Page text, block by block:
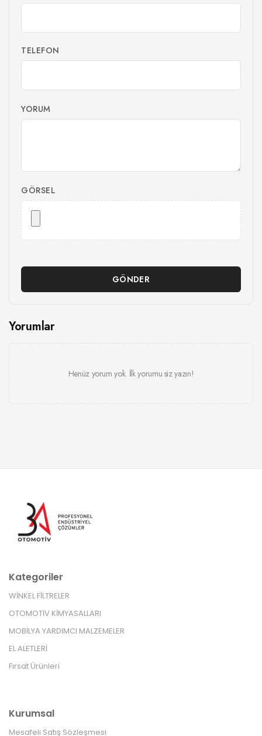
TELEFON
YORUM
GÖRSEL
GÖNDER
Yorumlar
Henüz yorum yok. İlk yorumu siz yazın!
Kategoriler
WİNKEL FİLTRELER
OTOMOTİV KİMYASALLARI
MOBİLYA YARDIMCI MALZEMELER
EL ALETLERİ
Fırsat Ürünleri
Kurumsal
Mesafeli Satış Sözleşmesi